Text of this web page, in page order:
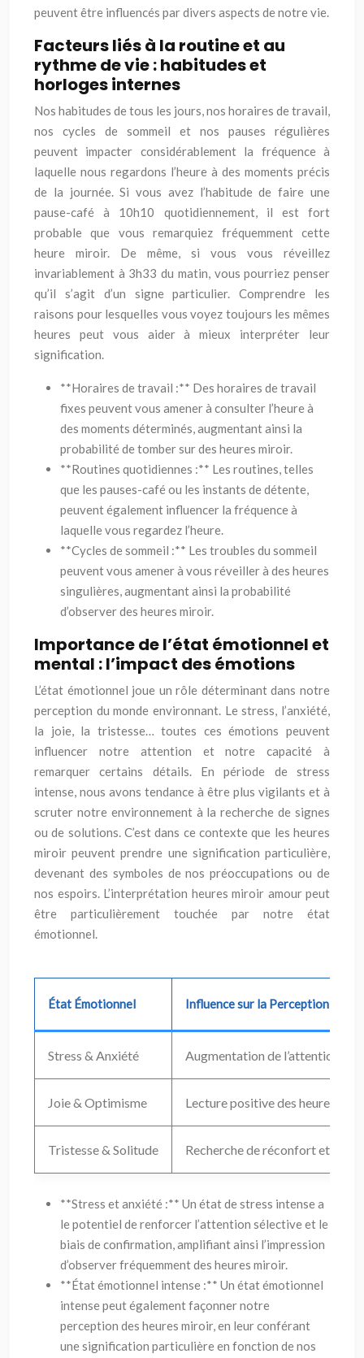
peuvent être influencés par divers aspects de notre vie.
Facteurs liés à la routine et au
rythme de vie : habitudes et
horloges internes
Nos habitudes de tous les jours, nos horaires de travail,
nos cycles de sommeil et nos pauses régulières
peuvent impacter considérablement la fréquence à
laquelle nous regardons l’heure à des moments précis
de la journée. Si vous avez l’habitude de faire une
pause-café à 10h10 quotidiennement, il est fort
probable que vous remarquiez fréquemment cette
heure miroir. De même, si vous vous réveillez
invariablement à 3h33 du matin, vous pourriez penser
qu’il s’agit d’un signe particulier. Comprendre les
raisons pour lesquelles vous voyez toujours les mêmes
heures peut vous aider à mieux interpréter leur
signification.
**Horaires de travail :** Des horaires de travail
fixes peuvent vous amener à consulter l’heure à
des moments déterminés, augmentant ainsi la
probabilité de tomber sur des heures miroir.
**Routines quotidiennes :** Les routines, telles
que les pauses-café ou les instants de détente,
peuvent également influencer la fréquence à
laquelle vous regardez l’heure.
**Cycles de sommeil :** Les troubles du sommeil
peuvent vous amener à vous réveiller à des heures
singulières, augmentant ainsi la probabilité
d’observer des heures miroir.
Importance de l’état émotionnel et
mental : l’impact des émotions
L’état émotionnel joue un rôle déterminant dans notre
perception du monde environnant. Le stress, l’anxiété,
la joie, la tristesse… toutes ces émotions peuvent
influencer notre attention et notre capacité à
remarquer certains détails. En période de stress
intense, nous avons tendance à être plus vigilants et à
scruter notre environnement à la recherche de signes
ou de solutions. C’est dans ce contexte que les heures
miroir peuvent prendre une signification particulière,
devenant des symboles de nos préoccupations ou de
nos espoirs. L’interprétation heures miroir amour peut
être particulièrement touchée par notre état
émotionnel.
État Émotionnel Influence sur la Perception des
Stress & Anxiété Augmentation de l’attention
Joie & Optimisme Lecture positive des heures
Tristesse & Solitude Recherche de réconfort et de
**Stress et anxiété :** Un état de stress intense a
le potentiel de renforcer l’attention sélective et le
biais de confirmation, amplifiant ainsi l’impression
d’observer fréquemment des heures miroir.
**État émotionnel intense :** Un état émotionnel
intense peut également façonner notre
perception des heures miroir, en leur conférant
une signification particulière en fonction de nos